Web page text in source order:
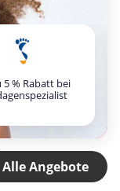
5 % Rabatt bei
Alle Angebote